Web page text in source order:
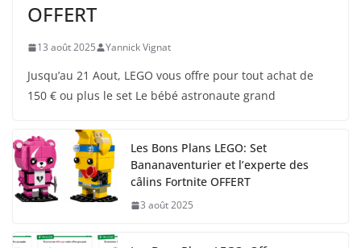
OFFERT
13 août 2025 Yannick Vignat
Jusqu’au 21 Aout, LEGO vous offre pour tout achat de
150 € ou plus le set Le bébé astronaute grand
Les Bons Plans LEGO: Set
Bananaventurier et l’experte des
câlins Fortnite OFFERT
3 août 2025